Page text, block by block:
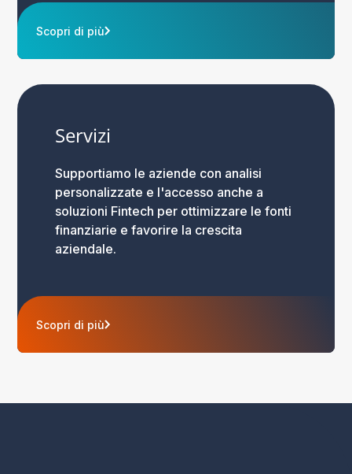
Scopri di più
Servizi
Supportiamo le aziende con analisi
personalizzate e l'accesso anche a
soluzioni Fintech per ottimizzare le fonti
finanziarie e favorire la crescita
aziendale.
Scopri di più